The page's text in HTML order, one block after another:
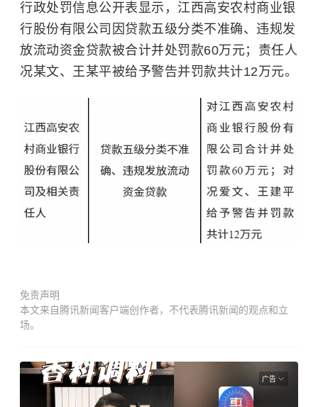
行政处罚信息公开表显示，江西高安农村商业银
行股份有限公司因贷款五级分类不准确、违规发
放流动资金贷款被合计并处罚款60万元；责任人
况某文、王某平被给予警告并罚款共计12万元。
免责声明
本文来自腾讯新闻客户端创作者，不代表腾讯新闻的观点和立
场。
广告